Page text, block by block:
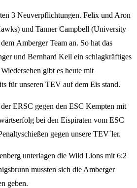
3 Neuverpflichtungen. Felix und Aron
und Tanner Campbell (University
Amberger Team an. So hat das
und Bernhard Keil ein schlagkräftiges
gibt es heute mit
für unseren TEV auf dem Eis stand.
ERSC gegen den ESC Kempten mit
bei den Eispiraten vom ESC
gegen unsere TEV´ler.
unterlagen die Wild Lions mit 6:2
mussten sich die Amberger
geben.